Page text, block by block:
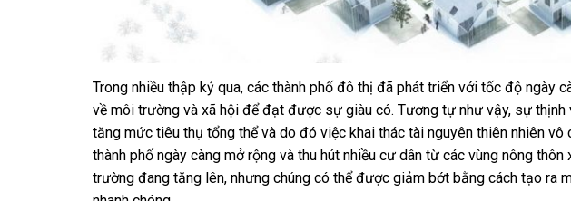
Trong nhiều thập kỷ qua, các thành phố đô thị đã phát triển với tốc độ ngày
về môi trường và xã hội để đạt được sự giàu có. Tương tự như vậy, sự
tăng mức tiêu thụ tổng thể và do đó việc khai thác tài nguyên thiên nhiên
thành phố ngày càng mở rộng và thu hút nhiều cư dân từ các vùng nông
trường đang tăng lên, nhưng chúng có thể được giảm bớt bằng cách tạo ra